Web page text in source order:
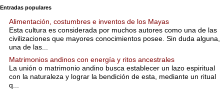
Entradas populares
Alimentación, costumbres e inventos de los Mayas
Esta cultura es considerada por muchos autores como una de las
civilizaciones que mayores conocimientos posee. Sin duda alguna,
una de las...
Matrimonios andinos con energía y ritos ancestrales
La unión o matrimonio andino busca establecer un lazo espiritual
con la naturaleza y lograr la bendición de esta, mediante un ritual
q...